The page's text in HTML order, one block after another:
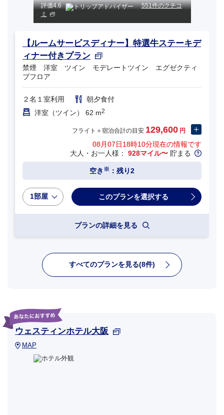
評価4.6
551件のクチコ
ミ
【ルームサービスディナー】特選牛ステーキデ
ィナー付きプラン
禁煙 洋室 ツイン モデレートツイン エグゼクティ
ブフロア
２名１室利用
朝夕食付
洋室（ツイン） 62 m2
フライト＋宿泊合計の目安 129,600 円
08月07日18時10分現在の情報です
大人・お一人様： 928マイル〜 貯まる
空き ※ ：残り2
1部屋
プランの詳細を見る
すべてのプランを見る(8件)
ウェスティンホテル大阪
MAP